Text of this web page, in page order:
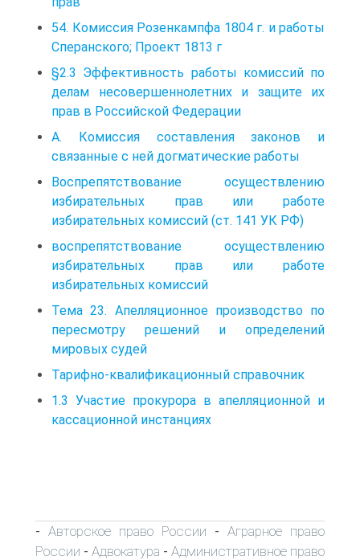
54. Комиссия Розенкампфа 1804 г. и работы
Сперанского; Проект 1813 г
§2.3 Эффективность работы комиссий по
делам несовершеннолетних и защите их
прав в Российской Федерации
А. Комиссия составления законов и
связанные с ней догматические работы
Воспрепятствование осуществлению
избирательных прав или работе
избирательных комиссий (ст. 141 УК РФ)
воспрепятствование осуществлению
избирательных прав или работе
избирательных комиссий
Тема 23. Апелляционное производство по
пересмотру решений и определений
мировых судей
Тарифно-квалификационный справочник
1.3 Участие прокурора в апелляционной и
кассационной инстанциях
- Авторское право России - Аграрное право
России - Адвокатура - Административное право